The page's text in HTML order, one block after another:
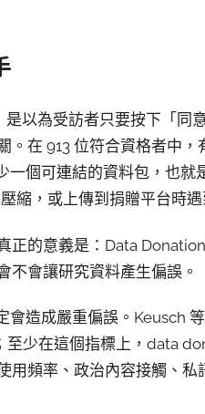
以為受訪者只要按下「同
。在 913 位符合資格者中
一個可連結的資料包，也
縮，或上傳到捐贈平台時遇
正的意義是：Data
不會讓研究資料產生偏誤。
造成嚴重偏誤。Keusch
少在這個指標上，data
用頻率、政治內容接觸、